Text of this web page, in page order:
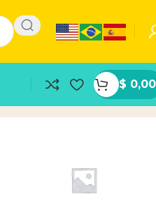
$ 0,00
Producto